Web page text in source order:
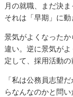
月の就職、まだ決
それは「早期」に動
景気がよくなった
違い。逆に景気が
定して、採用活動の
「私は公務員志望
らなんなのかと問